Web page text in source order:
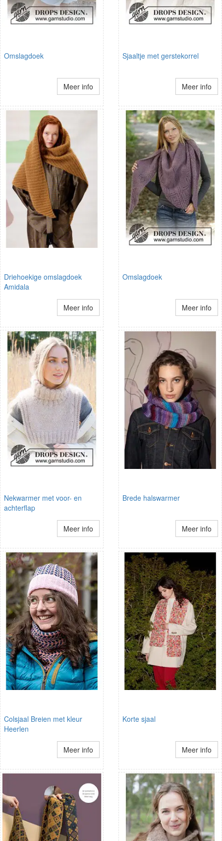
Omslagdoek
Meer info
Sjaaltje met gerstekorrel
Meer info
Driehoekige omslagdoek
Amidala
Meer info
Omslagdoek
Meer info
Nekwarmer met voor- en
achterflap
Meer info
Brede halswarmer
Meer info
Colsjaal Breien met kleur
Heerlen
Meer info
Korte sjaal
Meer info